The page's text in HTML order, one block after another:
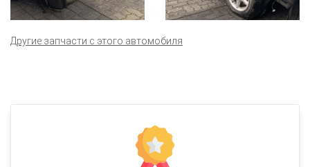
Другие запчасти с этого автомобиля